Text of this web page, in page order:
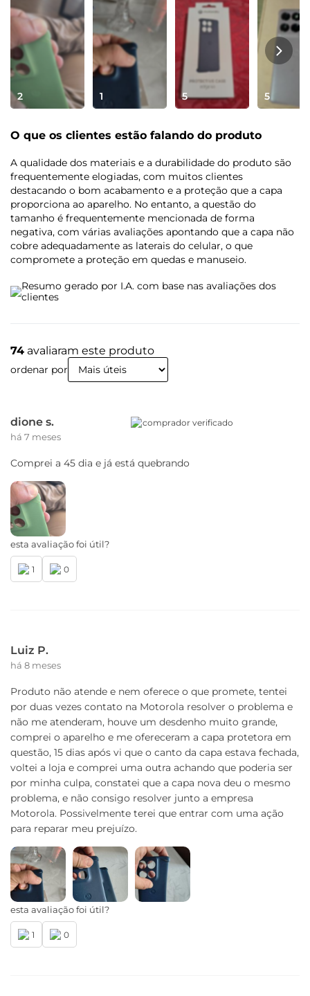
2 1 5 5
O que os clientes estão falando do produto
A qualidade dos materiais e a durabilidade do produto são
frequentemente elogiadas, com muitos clientes
destacando o bom acabamento e a proteção que a capa
proporciona ao aparelho. No entanto, a questão do
tamanho é frequentemente mencionada de forma
negativa, com várias avaliações apontando que a capa não
cobre adequadamente as laterais do celular, o que
compromete a proteção em quedas e manuseio.
Resumo gerado por I.A. com base nas avaliações dos
clientes
74 avaliaram este produto
ordenar por
dione s.
há 7 meses
comprador verificado
Comprei a 45 dia e já está quebrando
esta avaliação foi útil?
1 0
Luiz P.
há 8 meses
Produto não atende e nem oferece o que promete, tentei
por duas vezes contato na Motorola resolver o problema e
não me atenderam, houve um desdenho muito grande,
comprei o aparelho e me ofereceram a capa protetora em
questão, 15 dias após vi que o canto da capa estava fechada,
voltei a loja e comprei uma outra achando que poderia ser
por minha culpa, constatei que a capa nova deu o mesmo
problema, e não consigo resolver junto a empresa
Motorola. Possivelmente terei que entrar com uma ação
para reparar meu prejuízo.
esta avaliação foi útil?
1 0